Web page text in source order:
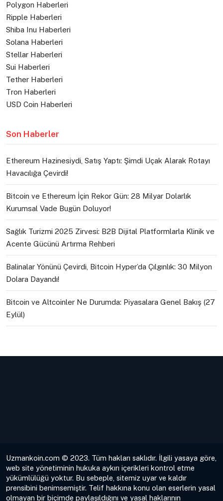
Polygon Haberleri
Ripple Haberleri
Shiba Inu Haberleri
Solana Haberleri
Stellar Haberleri
Sui Haberleri
Tether Haberleri
Tron Haberleri
USD Coin Haberleri
Son Haberler
Ethereum Hazinesiydi, Satış Yaptı: Şimdi Uçak Alarak Rotayı
Havacılığa Çevirdi!
Bitcoin ve Ethereum İçin Rekor Gün: 28 Milyar Dolarlık
Kurumsal Vade Bugün Doluyor!
Sağlık Turizmi 2025 Zirvesi: B2B Dijital Platformlarla Klinik ve
Acente Gücünü Artırma Rehberi
Balinalar Yönünü Çevirdi, Bitcoin Hyper’da Çılgınlık: 30 Milyon
Dolara Dayandı!
Bitcoin ve Altcoinler Ne Durumda: Piyasalara Genel Bakış (27
Eylül)
Uzmankoin.com © 2023. Tüm hakları saklıdır. İlgili yasaya göre,
web site yönetiminin hukuka aykırı içerikleri kontrol etme
yükümlülüğü yoktur. Bu sebeple, sitemiz uyar ve kaldır
prensibini benimsemiştir. Telif hakkına konu olan eserlerin yasal
olmayan bir biçimde paylaşıldığını ve yasal haklarının